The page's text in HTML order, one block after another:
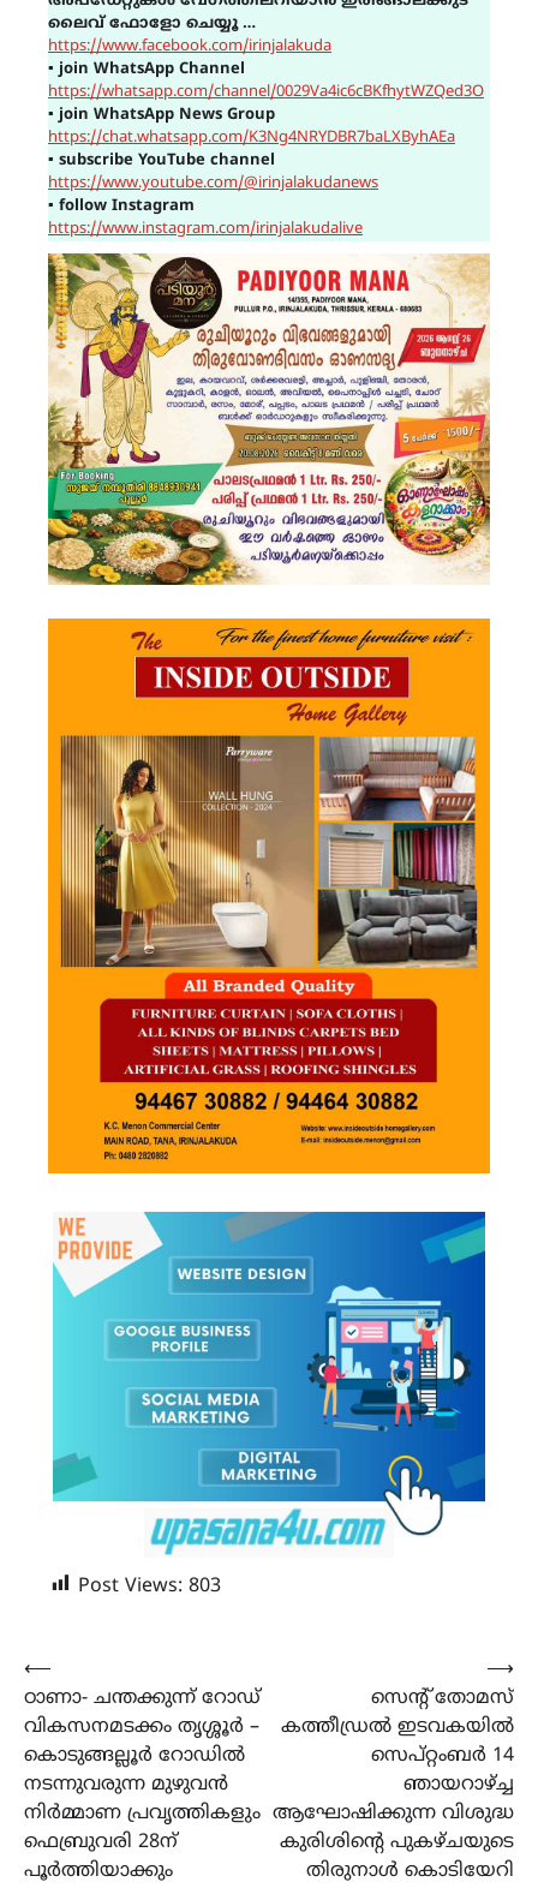
ലൈവ് ഫോളോ ചെയ്യൂ …
https://www.facebook.com/irinjalakuda
▪ join WhatsApp Channel
https://whatsapp.com/channel/0029Va4ic6cBKfhytWZQed3O
▪ join WhatsApp News Group
https://chat.whatsapp.com/K3Ng4NRYDBR7baLXByhAEa
▪ subscribe YouTube channel
https://www.youtube.com/@irinjalakudanews
▪ follow Instagram
https://www.instagram.com/irinjalakudalive
Post Views: 803
Post
navigation
⟵
ഠാണാ- ചന്തക്കുന്ന് റോഡ്
വികസനമടക്കം തൃശ്ശൂർ –
കൊടുങ്ങല്ലൂർ റോഡിൽ
നടന്നുവരുന്ന മുഴുവൻ
നിർമ്മാണ പ്രവൃത്തികളും
ഫെബ്രുവരി 28ന്
പൂർത്തിയാക്കും
സെന്റ് തോമസ്
കത്തീഡ്രൽ ഇടവകയിൽ
സെപ്റ്റംബർ 14
ഞായറാഴ്ച്ച
ആഘോഷിക്കുന്ന വിശുദ്ധ
കുരിശിൻ്റെ പുകഴ്‌ചയുടെ
തിരുനാൾ കൊടിയേറി
⟶